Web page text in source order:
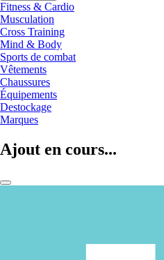
Fitness & Cardio
Musculation
Cross Training
Mind & Body
Sports de combat
Vêtements
Chaussures
Équipements
Destockage
Marques
Ajout en cours...